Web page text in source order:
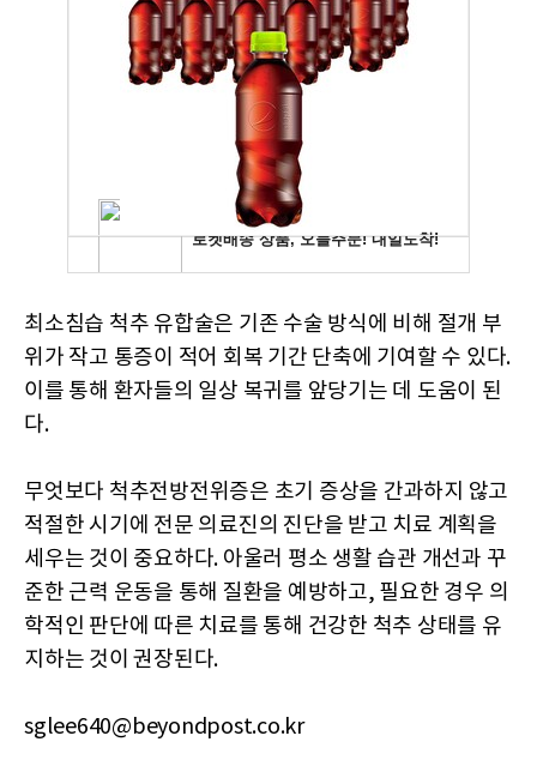
최소침습 척추 유합술은 기존 수술 방식에 비해 절개 부
위가 작고 통증이 적어 회복 기간 단축에 기여할 수 있다.
이를 통해 환자들의 일상 복귀를 앞당기는 데 도움이 된
다.
무엇보다 척추전방전위증은 초기 증상을 간과하지 않고
적절한 시기에 전문 의료진의 진단을 받고 치료 계획을
세우는 것이 중요하다. 아울러 평소 생활 습관 개선과 꾸
준한 근력 운동을 통해 질환을 예방하고, 필요한 경우 의
학적인 판단에 따른 치료를 통해 건강한 척추 상태를 유
지하는 것이 권장된다.
sglee640@beyondpost.co.kr